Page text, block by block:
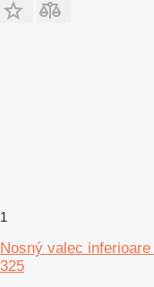
1
Nosný valec
325